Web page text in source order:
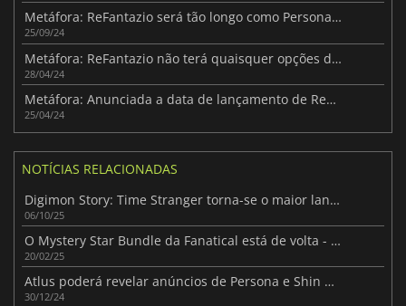
Metáfora: ReFantazio será tão longo como Persona 5
25/09/24
Metáfora: ReFantazio não terá quaisquer opções de romance
28/04/24
Metáfora: Anunciada a data de lançamento de ReFantazio
25/04/24
NOTÍCIAS RELACIONADAS
Digimon Story: Time Stranger torna-se o maior lançamento de JRPG para PC da Bandai Namco
06/10/25
O Mystery Star Bundle da Fanatical está de volta - recebe um jogo surpresa por apenas $1!
20/02/25
Atlus poderá revelar anúncios de Persona e Shin Megami para 2025
30/12/24